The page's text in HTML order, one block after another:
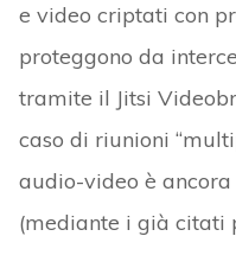
e video criptati con
proteggono da
tramite il Jitsi
caso di riunioni
audio-video è
(mediante i già citati